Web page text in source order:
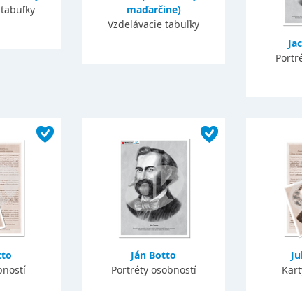
maďarčine)
Vzdelávacie tabuľky
Ján Botto
Portréty osobností